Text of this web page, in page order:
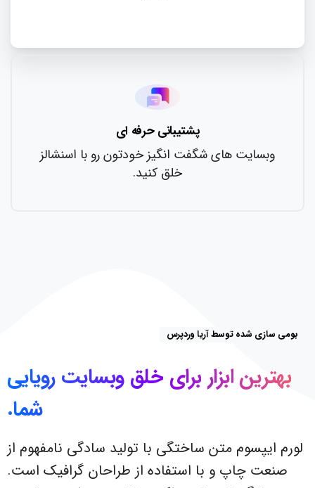
پشتیبانی حرفه ای
وبسایت های شگفت انگیز خودتون رو با اسنشالز
خلق کنید.
بومی سازی شده توسط آریا وردپرس
بهترین ابزار برای خلق وبسایت رویایی
شما.
لورم ایپسوم متن ساختگی با تولید سادگی نامفهوم از
صنعت چاپ و با استفاده از طراحان گرافیک است.